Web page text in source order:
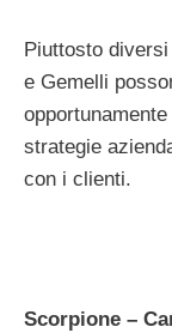
Piuttosto
e Gemelli
strategie
con i clienti.
Scorpione –